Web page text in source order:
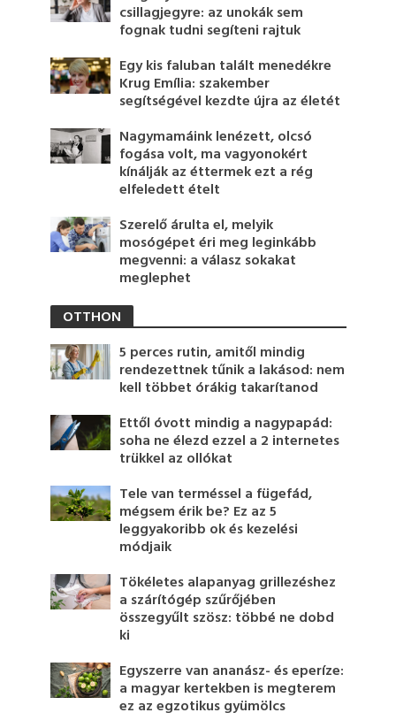
csillagjegyre: az unokák sem
fognak tudni segíteni rajtuk
Egy kis faluban talált menedékre
Krug Emília: szakember
segítségével kezdte újra az életét
Nagymamáink lenézett, olcsó
fogása volt, ma vagyonokért
kínálják az éttermek ezt a rég
elfeledett ételt
Szerelő árulta el, melyik
mosógépet éri meg leginkább
megvenni: a válasz sokakat
meglephet
OTTHON
5 perces rutin, amitől mindig
rendezettnek tűnik a lakásod: nem
kell többet órákig takarítanod
Ettől óvott mindig a nagypapád:
soha ne élezd ezzel a 2 internetes
trükkel az ollókat
Tele van terméssel a fügefád,
mégsem érik be? Ez az 5
leggyakoribb ok és kezelési
módjaik
Tökéletes alapanyag grillezéshez
a szárítógép szűrőjében
összegyűlt szösz: többé ne dobd
ki
Egyszerre van ananász- és eperíze:
a magyar kertekben is megterem
ez az egzotikus gyümölcs